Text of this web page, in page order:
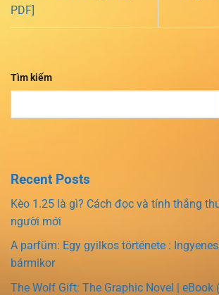
PDF]
Tìm kiếm
Recent Posts
Kèo 1.25 là gì? Cách đọc và tính thắng
người mới
A parfüm: Egy gyilkos története :
bármikor
The Wolf Gift: The Graphic Novel | eBook